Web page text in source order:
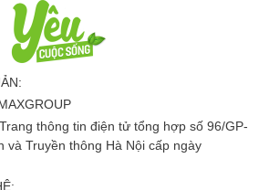
thông tin điện tử tổng hợp số 96/GP-
và Truyền thông Hà Nội cấp ngày